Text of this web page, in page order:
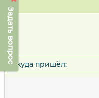
Задать вопрос
Откуда пришёл: